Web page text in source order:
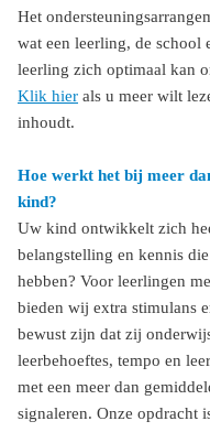
Het
wat een leerling, de school
leerling zich optimaal kan
Klik hier als u meer wilt
inhoudt.
Hoe werkt het bij meer
kind?
Uw kind ontwikkelt zich
belangstelling en kennis
hebben? Voor leerlingen
bieden wij extra stimulans
bewust zijn dat zij
leerbehoeftes, tempo en
met een meer dan
signaleren. Onze opdracht